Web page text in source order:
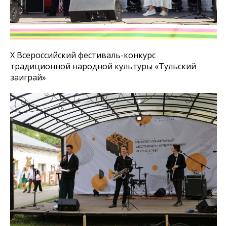
X Всероссийский фестиваль-конкурс
традиционной народной культуры «Тульский
заиграй»